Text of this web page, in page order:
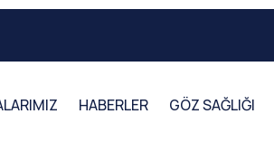
HABERLER GÖZ SAĞLIĞI